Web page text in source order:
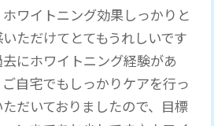
ワイトニング効果しっかりと
ただけてとてもうれしいです
にホワイトニング経験があ
ご自宅でもしっかりケアを行っ
だいておりましたので、目標